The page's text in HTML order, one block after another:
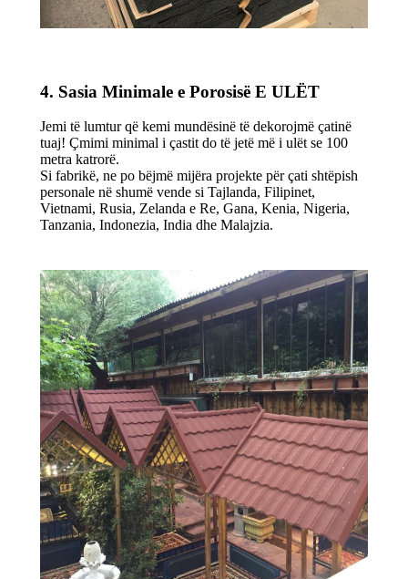
4. Sasia Minimale e Porosisë E ULËT
Jemi të lumtur që kemi mundësinë të dekorojmë çatinë
tuaj! Çmimi minimal i çastit do të jetë më i ulët se 100
metra katrorë.
Si fabrikë, ne po bëjmë mijëra projekte për çati shtëpish
personale në shumë vende si Tajlanda, Filipinet,
Vietnami, Rusia, Zelanda e Re, Gana, Kenia, Nigeria,
Tanzania, Indonezia, India dhe Malajzia.